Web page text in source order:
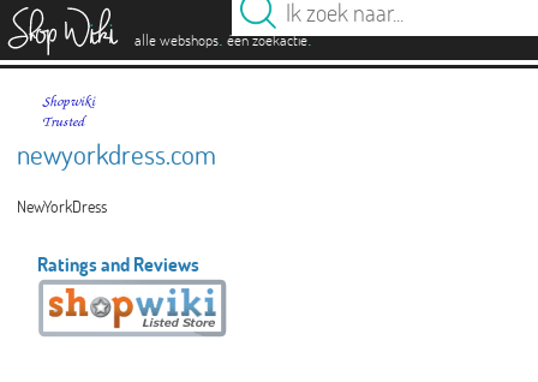
alle webshops. één zoekactie.
newyorkdress.com
NewYorkDress
Ratings and Reviews